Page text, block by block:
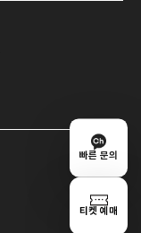
빠른 문의
티켓 예매